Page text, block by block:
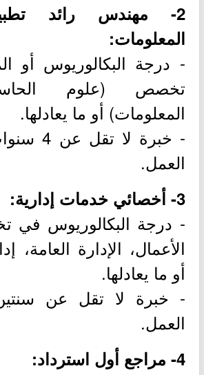
2- مهندس رائد
المعلومات:
- درجة البكالوريوس أو
تخصص (علوم
المعلومات) أو ما يعادلها.
- خبرة لا
العمل.
3- أخصائي خدمات إدارية:
- درجة البكالوريوس في
الأعمال، الإدارة العامة،
أو ما يعادلها.
- خبرة لا تقل عن
العمل.
4- مراجع أول استرداد: